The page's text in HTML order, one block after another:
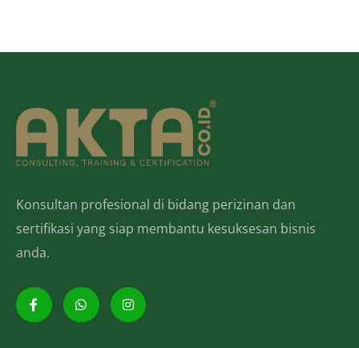
Konsultan profesional di bidang perizinan dan
sertifikasi yang siap membantu kesuksesan bisnis
anda.